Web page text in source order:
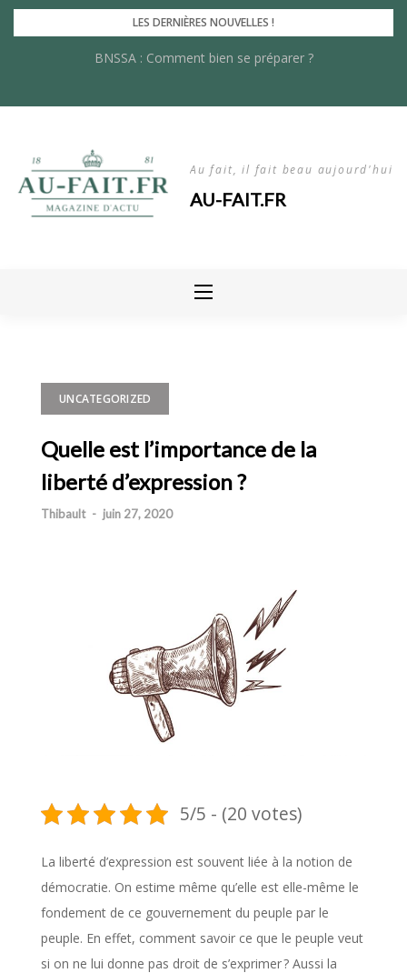
Skip
LES DERNIÈRES NOUVELLES !
BNSSA : Comment bien se préparer ?
Les innovations récentes dans le rayonnage lourd : quoi de neuf
Au fait, il fait beau aujourd'hui
AU-FAIT.FR
UNCATEGORIZED
Quelle est l’importance de la
liberté d’expression ?
Thibault - juin 27, 2020
5/5 - (20 votes)
La liberté d’expression est souvent liée à la notion de
démocratie. On estime même qu’elle est elle-même le
fondement de ce gouvernement du peuple par le
peuple. En effet, comment savoir ce que le peuple veut
si on ne lui donne pas droit de s’exprimer ? Aussi la